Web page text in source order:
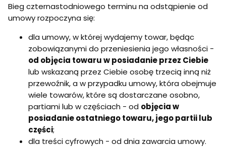
Bieg czternastodniowego terminu na odstąpienie od
umowy rozpoczyna się:
dla umowy, w której wydajemy towar, będąc
zobowiązanymi do przeniesienia jego własności -
od objęcia towaru w posiadanie przez Ciebie
lub wskazaną przez Ciebie osobę trzecią inną niż
przewoźnik, a w przypadku umowy, która obejmuje
wiele towarów, które są dostarczane osobno,
partiami lub w częściach - od objęcia w
posiadanie ostatniego towaru, jego partii lub
części;
dla treści cyfrowych - od dnia zawarcia umowy.